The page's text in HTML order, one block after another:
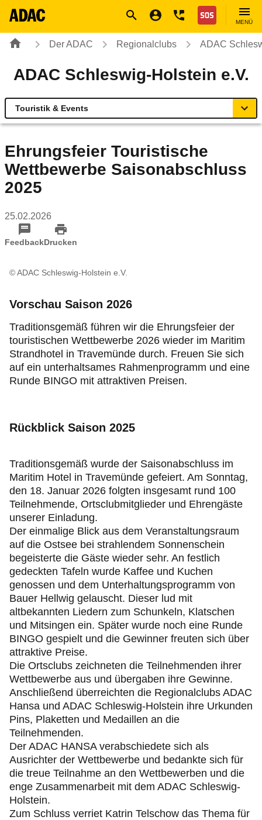
Nothilfe
MENÜ
Der ADAC Regionalclubs ADAC
ADAC Schleswig-Holstein e.V.
Touristik & Events
Geschäftsstellen & Reisebüros
Verkehr & Technik
Fahrsicherheit
Ihr ADAC Schleswig-Holstein
Ehrungsfeier Touristische
Wettbewerbe Saisonabschluss
2025
25.02.2026
FeedbackDrucken
© ADAC Schleswig-Holstein e.V.
Vorschau Saison 2026
Traditionsgemäß führen wir die Ehrungsfeier der
touristischen Wettbewerbe 2026 wieder im Maritim
Strandhotel in Travemünde durch. Freuen Sie sich
auf ein unterhaltsames Rahmenprogramm und eine
Runde BINGO mit attraktiven Preisen.
Rückblick Saison 2025
Traditionsgemäß wurde der Saisonabschluss im
Maritim Hotel in Travemünde gefeiert. Am Sonntag,
den 18. Januar 2026 folgten insgesamt rund 100
Teilnehmende, Ortsclubmitglieder und Ehrengäste
unserer Einladung.
Der einmalige Blick aus dem Veranstaltungsraum
auf die Ostsee bei strahlendem Sonnenschein
begeisterte die Gäste wieder sehr. An festlich
gedeckten Tafeln wurde Kaffee und Kuchen
genossen und dem Unterhaltungsprogramm von
Bauer Hellwig gelauscht. Dieser lud mit
altbekannten Liedern zum Schunkeln, Klatschen
und Mitsingen ein. Später wurde noch eine Runde
BINGO gespielt und die Gewinner freuten sich über
attraktive Preise.
Die Ortsclubs zeichneten die Teilnehmenden ihrer
Wettbewerbe aus und übergaben ihre Gewinne.
Anschließend überreichten die Regionalclubs ADAC
Hansa und ADAC Schleswig-Holstein ihre Urkunden
Pins, Plaketten und Medaillen an die
Teilnehmenden.
Der ADAC HANSA verabschiedete sich als
Ausrichter der Wettbewerbe und bedankte sich für
die treue Teilnahme an den Wettbewerben und die
enge Zusammenarbeit mit dem ADAC Schleswig-
Holstein.
Zum Schluss verriet Katrin Telschow das Thema für